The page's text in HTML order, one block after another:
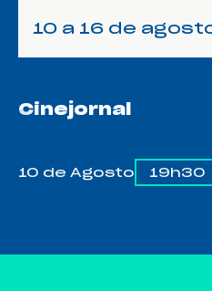
10 a 16 de
Cinejornal
10 de Agosto 19h30